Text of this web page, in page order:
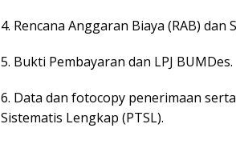
​4. Rencana Anggaran Biaya (RAB)
​5. Bukti Pembayaran dan LPJ BUMDes.
​6. Data dan fotocopy penerimaan
Sistematis Lengkap (PTSL).